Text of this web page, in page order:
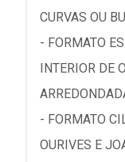
CURVAS OU
- FORMATO
INTERIOR DE
- FORMATO
OURIVES E